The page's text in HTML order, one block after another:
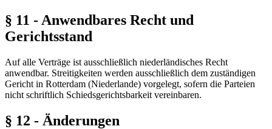
§ 11 - Anwendbares Recht und
Gerichtsstand
Auf alle Verträge ist ausschließlich niederländisches Recht
anwendbar. Streitigkeiten werden ausschließlich dem zuständigen
Gericht in Rotterdam (Niederlande) vorgelegt, sofern die Parteien
nicht schriftlich Schiedsgerichtsbarkeit vereinbaren.
§ 12 - Änderungen